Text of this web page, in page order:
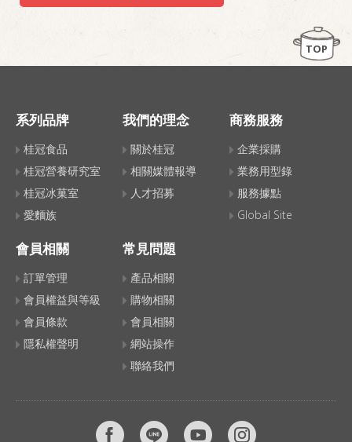
TOP
系列品牌
桂冠食品
桂冠營養研究室
桂冠冰菓室
愛麵族
我們的理念
關於桂冠
相關媒體報導
人才招募
商務服務
企業採購
業務用型錄
服務據點
Global Site
會員相關
訂單管理
會員權益與等級
會員條款
隱私權聲明
常見問題
產品相關
購物相關
會員相關
網站操作
聯絡我們